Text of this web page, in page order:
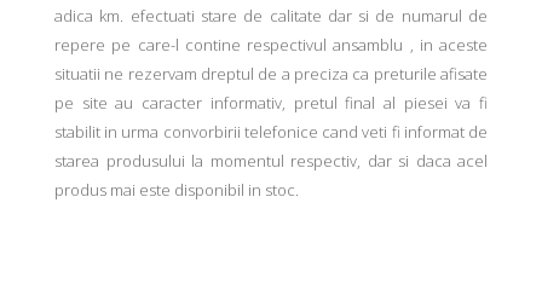
adica km. efectuati stare de calitate dar si de numarul de
repere pe care-l contine respectivul ansamblu , in aceste
situatii ne rezervam dreptul de a preciza ca preturile afisate
pe site au caracter informativ, pretul final al piesei va fi
stabilit in urma convorbirii telefonice cand veti fi informat de
starea produsului la momentul respectiv, dar si daca acel
produs mai este disponibil in stoc.